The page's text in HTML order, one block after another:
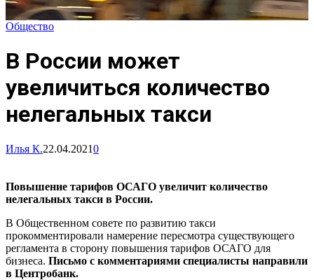
Общество
В России может
увеличиться количество
нелегальных такси
Илья К.22.04.20210
Повышение тарифов ОСАГО увеличит количество
нелегальных такси в России.
В Общественном совете по развитию такси
прокомментировали намерение пересмотра существующего
регламента в сторону повышения тарифов ОСАГО для
бизнеса. Письмо с комментариями специалисты направили
в Центробанк.